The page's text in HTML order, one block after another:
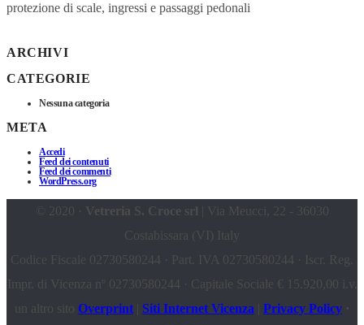
protezione di scale, ingressi e passaggi pedonali
ARCHIVI
CATEGORIE
Nessuna categoria
META
Accedi
Feed dei contenuti
Feed dei commenti
WordPress.org
© 2020 · Vetreria S. Croce srl
| Via Meucci, 22 - 36030
Costabissara (VI) Italy
Codice Fiscale 02730580244 · Part. IVA 02730580244 · Iscr. Reg.
Impr. di Vicenza nº 02730580244 · Capitale Sociale € 15.920,00 i.v.
un altro sito Overprint Siti Internet Vicenza Privacy Policy ·